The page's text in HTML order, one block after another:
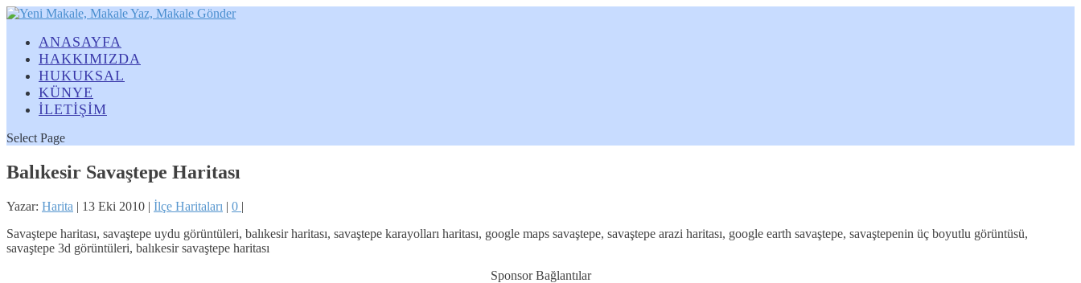
ANASAYFA
HAKKIMIZDA
HUKUKSAL
KÜNYE
İLETİŞİM
Select Page
Balıkesir Savaştepe Haritası
Yazar: Harita | 13 Eki 2010 | İlçe Haritaları | 0 |
Savaştepe haritası, savaştepe uydu görüntüleri, balıkesir haritası, savaştepe karayolları haritası, google maps savaştepe, savaştepe arazi haritası, google earth savaştepe, savaştepenin üç boyutlu görüntüsü,
savaştepe 3d görüntüleri, balıkesir savaştepe haritası
Sponsor Bağlantılar